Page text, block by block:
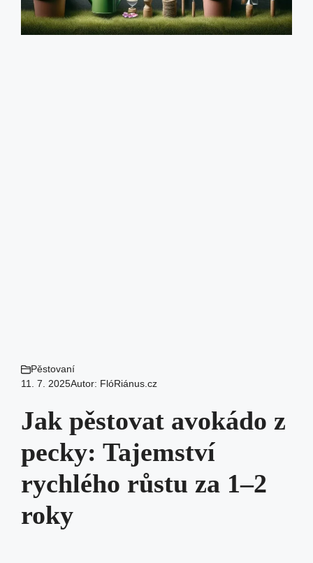
Pěstovaní
11. 7. 2025Autor: FlóRiánus.cz
Jak pěstovat avokádo z
pecky: Tajemství
rychlého růstu za 1–2
roky